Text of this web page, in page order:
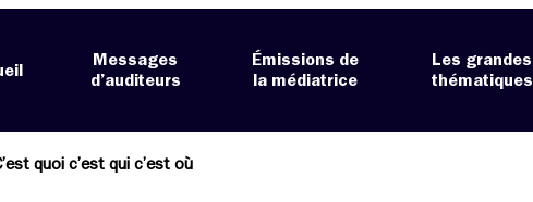
Messages
d’auditeurs
Émissions de
la médiatrice
Les grandes
thématiques
quoi c’est qui c’est où